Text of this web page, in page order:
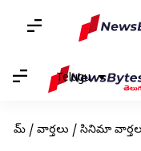
Telugu
హోమ్ / వార్తలు / సినిమా